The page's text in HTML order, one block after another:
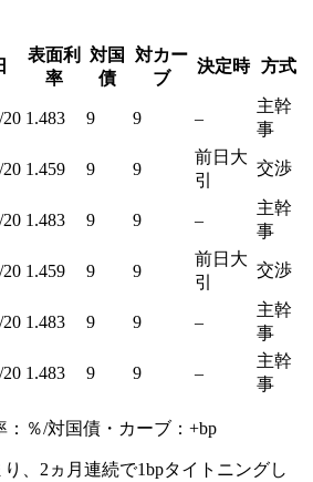
表面利
率
対国
債
対カー
ブ
決定時 方式
20 1.483 9 9 –
主幹
事
20 1.459 9 9
前日大
引
交渉
20 1.483 9 9 –
主幹
事
20 1.459 9 9
前日大
引
交渉
20 1.483 9 9 –
主幹
事
20 1.483 9 9 –
主幹
事
％/対国債・カーブ：+bp
、2ヵ月連続で1bpタイトニングし